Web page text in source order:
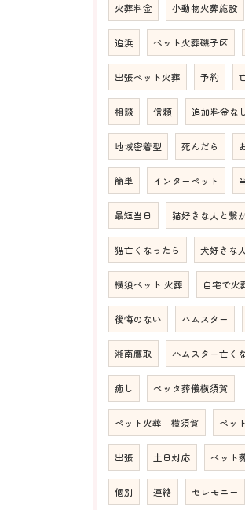
火葬料金 小動物火葬施設
追浜 ペット火葬磯子区
出張ペット火葬 予約
相談 信頼 追加料金な
地域密着型 死んだら
簡単 インターペット
最短当日 猫好きな人と繋
猫亡くなったら 犬好きな
横須ペット 火葬 自宅で火
後悔のない ハムスター
湘南鷹取 ハムスター亡く
癒し ペッタ葬儀横須賀
ペット火葬 横須賀 ペッ
出張 土日対応 ペット
個別 連絡 セレモニー